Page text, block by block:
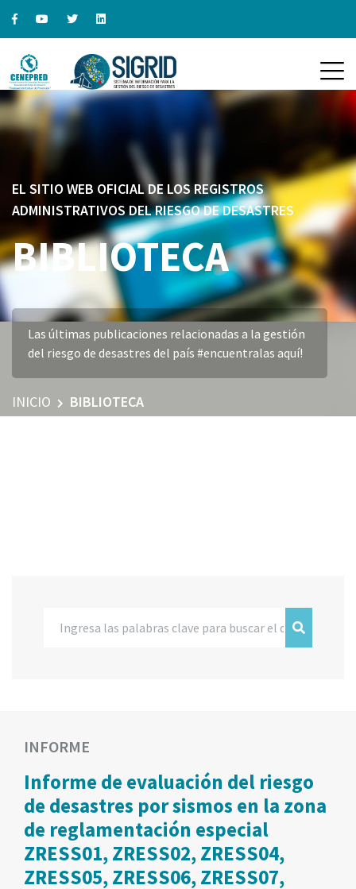
EL SITIO WEB OFICIAL DE LOS REGISTROS
ADMINISTRATIVOS DEL RIESGO DE DESASTRES
BIBLIOTECA
Las últimas publicaciones relacionadas a la gestión
del riesgo de desastres del país #encuentralas aquí!
INICIO BIBLIOTECA
INFORME
Informe de evaluación del riesgo
de desastres por sismos en la zona
de reglamentación especial
ZRESS01, ZRESS02, ZRESS04,
ZRESS05, ZRESS06, ZRESS07,